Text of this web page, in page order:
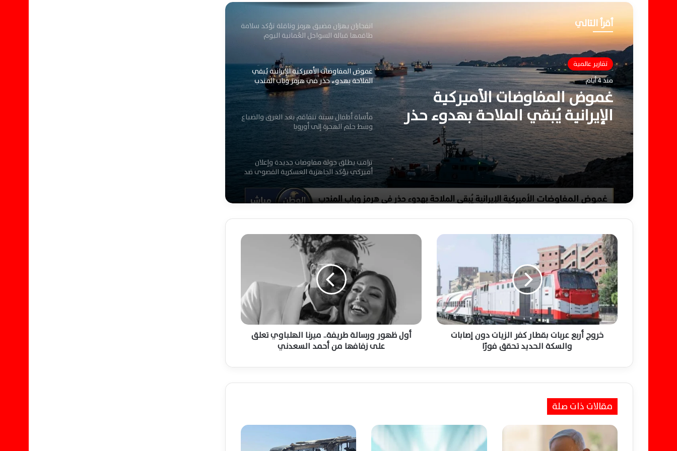
أقرأ التالي
تقارير عالمية
منذ 4 أيام
غموض المفاوضات الأميركية
الإيرانية يُبقي الملاحة بهدوء حذر
في هرمز وباب المندب اليوم
انفجاران يهزان مضيق هرمز وناقلة تؤكد سلامة
طاقمها قبالة السواحل العُمانية اليوم
غموض المفاوضات الأميركية الإيرانية يُبقي
الملاحة بهدوء حذر في هرمز وباب المندب
اليوم
مأساة أطفال سبتة تتفاقم بعد الغرق والضياع
وسط حلم الهجرة إلى أوروبا
ترامب يطلق جولة مفاوضات جديدة وإعلان
أميركي يؤكد الجاهزية العسكرية القصوى ضد
إيران
حاملة طائرات لتشديد الحصار البحري على إيران
ترامب يُلغي الهجوم على إيران مشروطًا
باتفاق عاجل يضمن استقرار المنطقة بالكامل
إعلام عبري: واشنطن تعزز دعمها لإسرائيل
بإرسال عشر طائرات إضافية للتزود بالوقود
أميركا وإسرائيل تدرسان استهداف منشآت
الطاقة الإيرانية وسط تصاعد مخاطر المواجهة
نتنياهو يلتقي ترامب بالبيت الأبيض لبحث إيران
ولبنان ومستقبل التصعيد الإقليمي المرتقب
خ
ر
و
ج
أ
ر
ب
ع
ع
ت
ط
ك
خروج أربع عربات بقطار كفر الزيات دون إصابات
والسكة الحديد تحقق فورًا
أ
ر
ة
أول ظهور ورسالة طريفة.. ميرنا الهلباوي تعلق
على زفافها من أحمد السعدني
مقالات ذات صلة